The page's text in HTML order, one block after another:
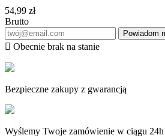
54,99 zł
Brutto
Powiadom
 Obecnie brak na stanie
Bezpieczne zakupy z gwarancją
Wyślemy Twoje zamówienie w ciągu 24h